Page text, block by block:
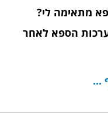
מתאימה לי?
הספא לאחר
...